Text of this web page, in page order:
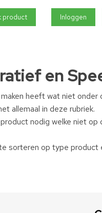
product Inloggen
en
heeft wat niet
allemaal in deze rubriek.
nodig welke niet
sorteren op type product